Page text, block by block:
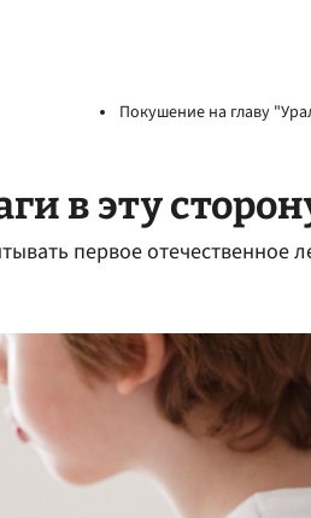
Покушение на главу
в эту
первое отечественное